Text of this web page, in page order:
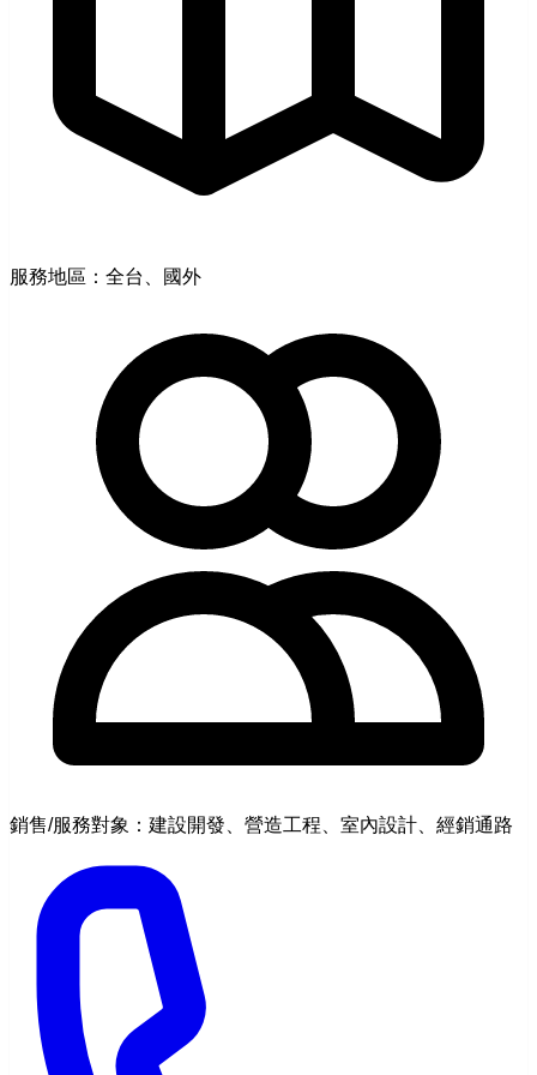
服務地區：全台、國外
銷售/服務對象：建設開發、營造工程、室內設計、經銷通路